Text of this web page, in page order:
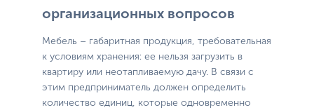
организационных вопросов
Мебель – габаритная продукция, требовательная
к условиям хранения: ее нельзя загрузить в
квартиру или неотапливаемую дачу. В связи с
этим предприниматель должен определить
количество единиц, которые одновременно